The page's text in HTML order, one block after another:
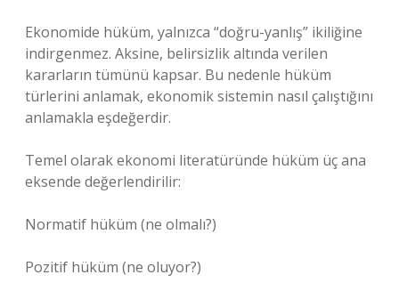
Ekonomide hüküm, yalnızca “doğru-yanlış” ikiliğine
indirgenmez. Aksine, belirsizlik altında verilen
kararların tümünü kapsar. Bu nedenle hüküm
türlerini anlamak, ekonomik sistemin nasıl çalıştığını
anlamakla eşdeğerdir.
Temel olarak ekonomi literatüründe hüküm üç ana
eksende değerlendirilir:
Normatif hüküm (ne olmalı?)
Pozitif hüküm (ne oluyor?)